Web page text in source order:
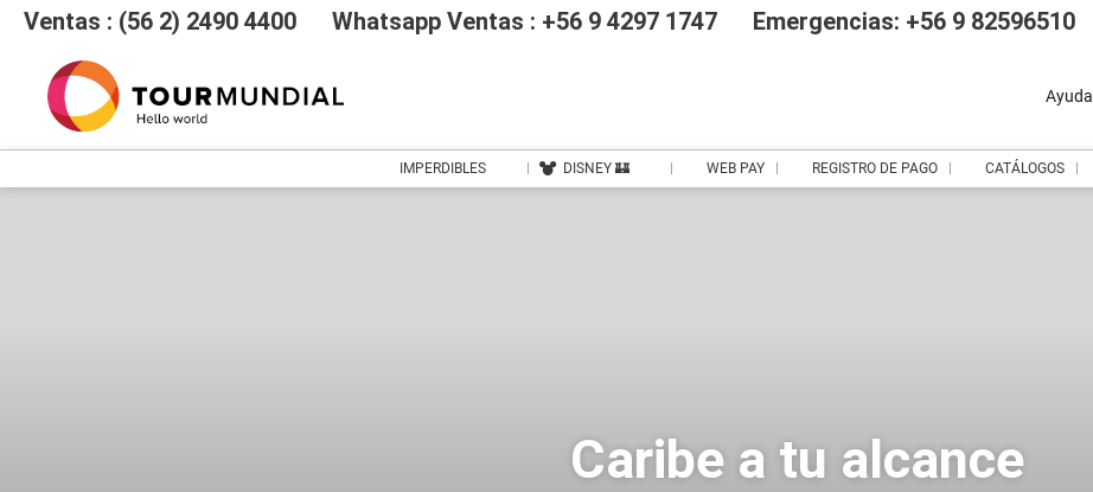
Ventas : (56 2) 2490 4400 Whatsapp Ventas : +56 9 4297 1747 Emergencias: +56 9 82596510
Ayuda
IMPERDIBLES DISNEY 🏰 WEB PAY REGISTRO DE PAGO CATÁLOGOS
Caribe a tu alcance